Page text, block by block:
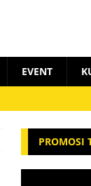
EVENT
PROMOSI